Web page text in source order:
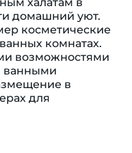
домашний уют.
косметические
комнатах.
возможностями
ванными
в
для